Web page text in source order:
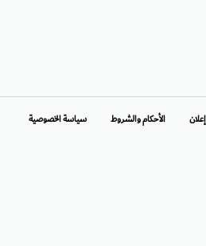
إعلان الأحكام والشروط سياسة الخصوصية